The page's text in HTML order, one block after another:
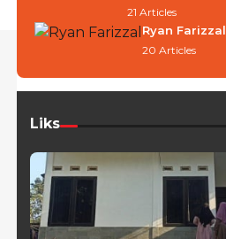
21 Articles
Ryan Farizzal
20 Articles
Liks